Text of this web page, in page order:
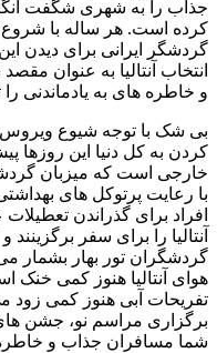
جذاب را به شهری شگفت
کرده است. هر ساله با شروع
گردشگر ایرانی برای دیدن
انتخاب آنتالیا به عنوان
و خاطره های به یادماندنی را
بی شک با توجه شیوع ویروس
کردن به کل دنیا این روزها
خارجی است که میزبان
با رعایت پرتوکل های
افراد برای گذراندن
آنتالیا را برای سفر
گردشگران تور بهار بشمار
هوای آنتالیا هنوز کمی
تفریحات آبی هنوز کمی زود
برگزاری مراسم نو، جشن‌
شما مسافران جذاب و